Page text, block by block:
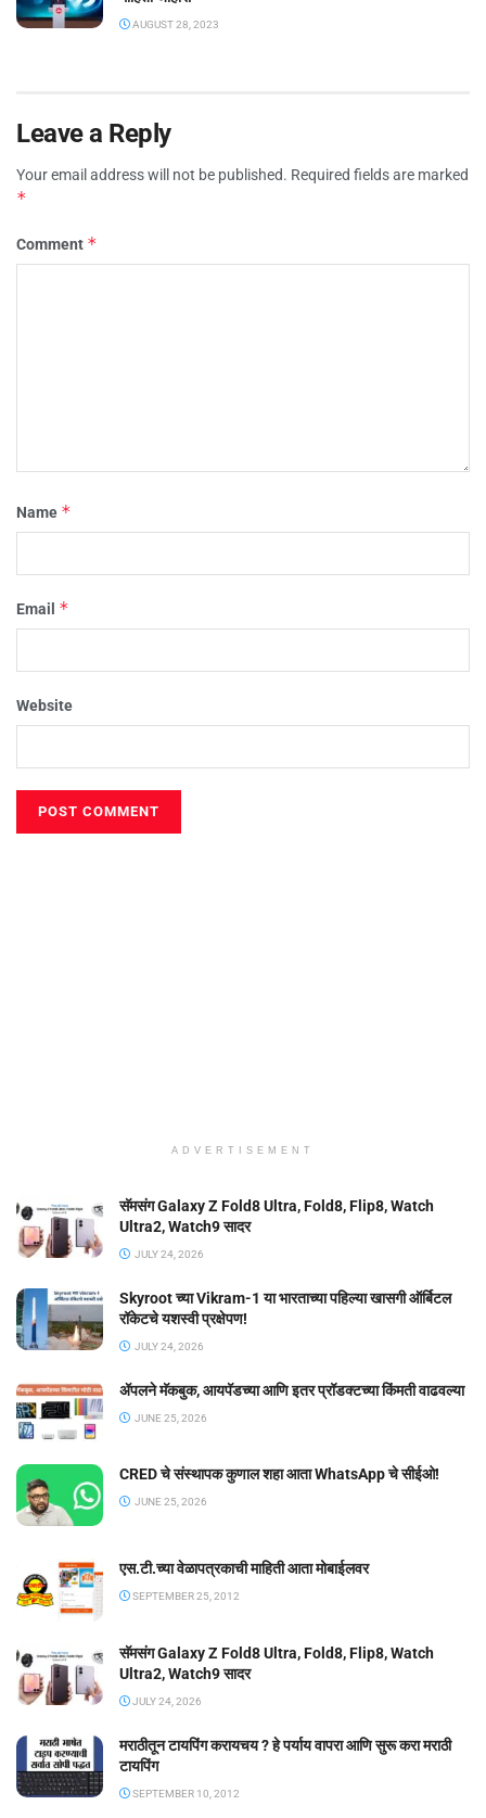
AUGUST 28, 2023
Leave a Reply
Your email address will not be published. Required fields are marked
*
Comment *
Name *
Email *
Website
ADVERTISEMENT
सॅमसंग Galaxy Z Fold8 Ultra, Fold8, Flip8, Watch
Ultra2, Watch9 सादर
JULY 24, 2026
Skyroot च्या Vikram-1 या भारताच्या पहिल्या खासगी ऑर्बिटल
रॉकेटचे यशस्वी प्रक्षेपण!
JULY 24, 2026
ॲपलने मॅकबुक, आयपॅडच्या आणि इतर प्रॉडक्टच्या किंमती वाढवल्या
JUNE 25, 2026
CRED चे संस्थापक कुणाल शहा आता WhatsApp चे सीईओ!
JUNE 25, 2026
एस.टी.च्या वेळापत्रकाची माहिती आता मोबाईलवर
SEPTEMBER 25, 2012
सॅमसंग Galaxy Z Fold8 Ultra, Fold8, Flip8, Watch
Ultra2, Watch9 सादर
JULY 24, 2026
मराठीतून टायपिंग करायचय ? हे पर्याय वापरा आणि सुरू करा मराठी
टायपिंग
SEPTEMBER 10, 2012